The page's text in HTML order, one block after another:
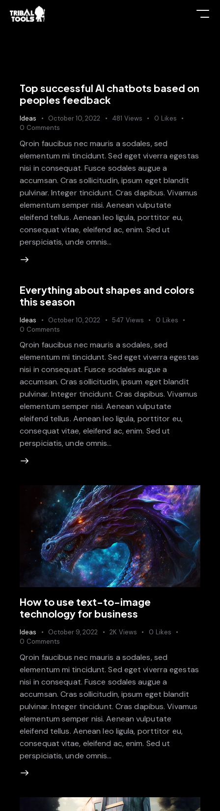
Top successful AI chatbots based on
peoples feedback
Ideas October 10, 2022 481 Views 0 Likes
0 Comments
Qroin faucibus nec mauris a sodales, sed
elementum mi tincidunt. Sed eget viverra egestas
nisi in consequat. Fusce sodales augue a
accumsan. Cras sollicitudin, ipsum eget blandit
pulvinar. Integer tincidunt. Cras dapibus. Vivamus
elementum semper nisi. Aenean vulputate
eleifend tellus. Aenean leo ligula, porttitor eu,
consequat vitae, eleifend ac, enim. Sed ut
perspiciatis, unde omnis…
Everything about shapes and colors
this season
Ideas October 10, 2022 547 Views 0 Likes
0 Comments
Qroin faucibus nec mauris a sodales, sed
elementum mi tincidunt. Sed eget viverra egestas
nisi in consequat. Fusce sodales augue a
accumsan. Cras sollicitudin, ipsum eget blandit
pulvinar. Integer tincidunt. Cras dapibus. Vivamus
elementum semper nisi. Aenean vulputate
eleifend tellus. Aenean leo ligula, porttitor eu,
consequat vitae, eleifend ac, enim. Sed ut
perspiciatis, unde omnis…
How to use text-to-image
technology for business
Ideas October 9, 2022 2K Views 0 Likes
0 Comments
Qroin faucibus nec mauris a sodales, sed
elementum mi tincidunt. Sed eget viverra egestas
nisi in consequat. Fusce sodales augue a
accumsan. Cras sollicitudin, ipsum eget blandit
pulvinar. Integer tincidunt. Cras dapibus. Vivamus
elementum semper nisi. Aenean vulputate
eleifend tellus. Aenean leo ligula, porttitor eu,
consequat vitae, eleifend ac, enim. Sed ut
perspiciatis, unde omnis…